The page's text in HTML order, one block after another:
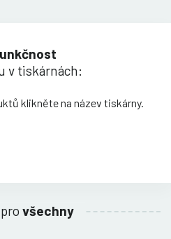
v tiskárnách:
klikněte na název tiskárny.
všechny